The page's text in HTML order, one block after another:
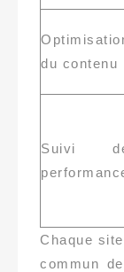
du contenu
Suivi
Chaque
commun